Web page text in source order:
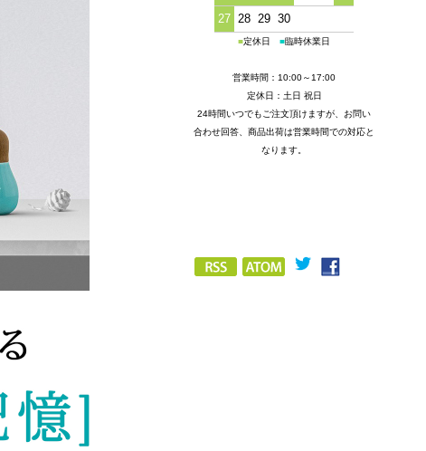
27 28 29 30
■定休日 ■臨時休業日
営業時間：10:00～17:00
定休日：土日 祝日
24時間いつでもご注文頂けますが、お問い
合わせ回答、商品出荷は営業時間での対応と
なります。